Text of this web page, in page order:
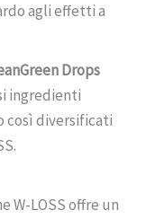
agli effetti a
Drops
ingredienti
così diversificati
W-LOSS offre un